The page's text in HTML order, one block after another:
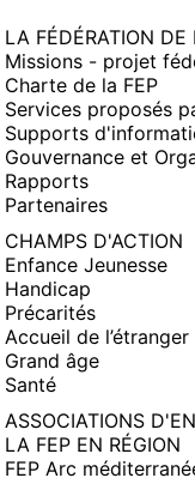
LA FÉDÉRATION DE
Missions - projet
Charte de la FEP
Services proposés
Supports
Gouvernance et
Rapports
Partenaires
CHAMPS D'ACTION
Enfance Jeunesse
Handicap
Précarités
Accueil de l’étranger
Grand âge
Santé
ASSOCIATIONS
LA FEP EN RÉGION
FEP Arc